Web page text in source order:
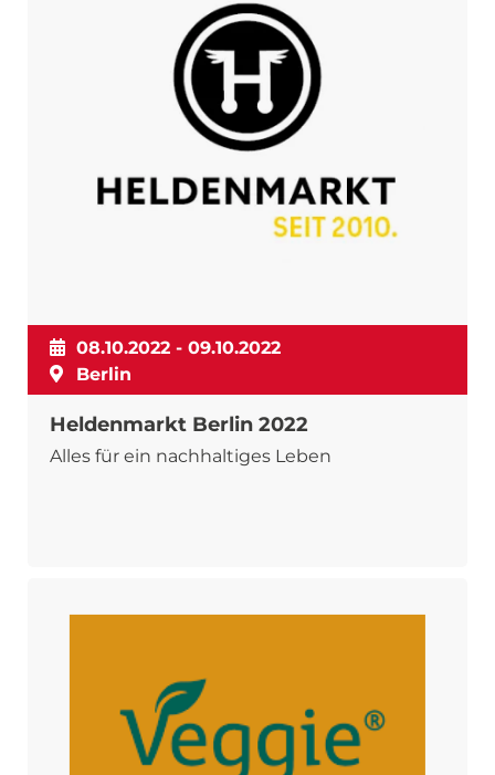
08.10.2022 - 09.10.2022
Berlin
Heldenmarkt Berlin 2022
Alles für ein nachhaltiges Leben